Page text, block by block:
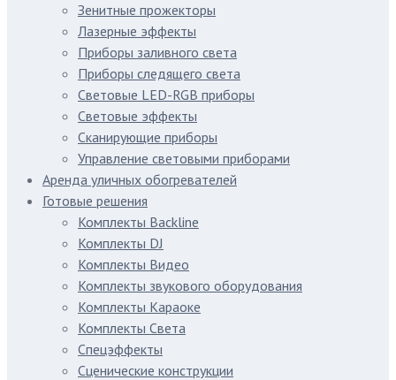
Зенитные прожекторы
Лазерные эффекты
Приборы заливного света
Приборы следящего света
Световые LED-RGB приборы
Световые эффекты
Сканирующие приборы
Управление световыми приборами
Аренда уличных обогревателей
Готовые решения
Комплекты Backline
Комплекты DJ
Комплекты Видео
Комплекты звукового оборудования
Комплекты Караоке
Комплекты Света
Спецэффекты
Сценические конструкции